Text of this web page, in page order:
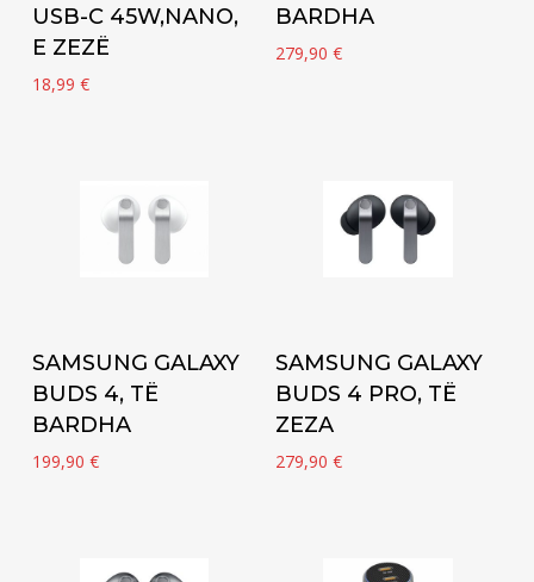
USB-C 45W,NANO,
E ZEZË
18,99 €
BARDHA
279,90€
Add to cart
SAMSUNG GALAXY
BUDS 4, TË
BARDHA
199,90 €
Add to cart
SAMSUNG GALAXY
BUDS 4 PRO, TË
ZEZA
279,90€